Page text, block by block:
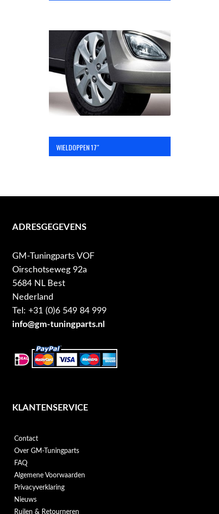
WIELDOPPEN 17″
ADRESGEGEVENS
GM-Tuningparts VOF
Oirschotseweg 92a
5684 NL Best
Nederland
Tel: +31 (0)6 549 84 999
info@gm-tuningparts.nl
KLANTENSERVICE
Contact
Over GM-Tuningparts
FAQ
Algemene Voorwaarden
Privacyverklaring
Nieuws
Ruilen & Retourneren